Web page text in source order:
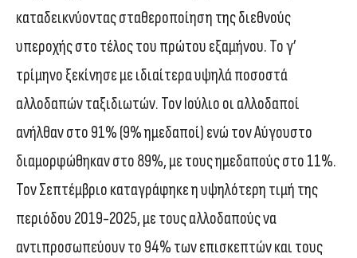
καταδεικνύοντας σταθεροποίηση της διεθνούς
υπεροχής στο τέλος του πρώτου εξαμήνου. Το γ’
τρίμηνο ξεκίνησε με ιδιαίτερα υψηλά ποσοστά
αλλοδαπών ταξιδιωτών. Τον Ιούλιο οι αλλοδαποί
ανήλθαν στο 91% (9% ημεδαποί) ενώ τον Αύγουστο
διαμορφώθηκαν στο 89%, με τους ημεδαπούς στο 11%.
Τον Σεπτέμβριο καταγράφηκε η υψηλότερη τιμή της
περιόδου 2019-2025, με τους αλλοδαπούς να
αντιπροσωπεύουν το 94% των επισκεπτών και τους